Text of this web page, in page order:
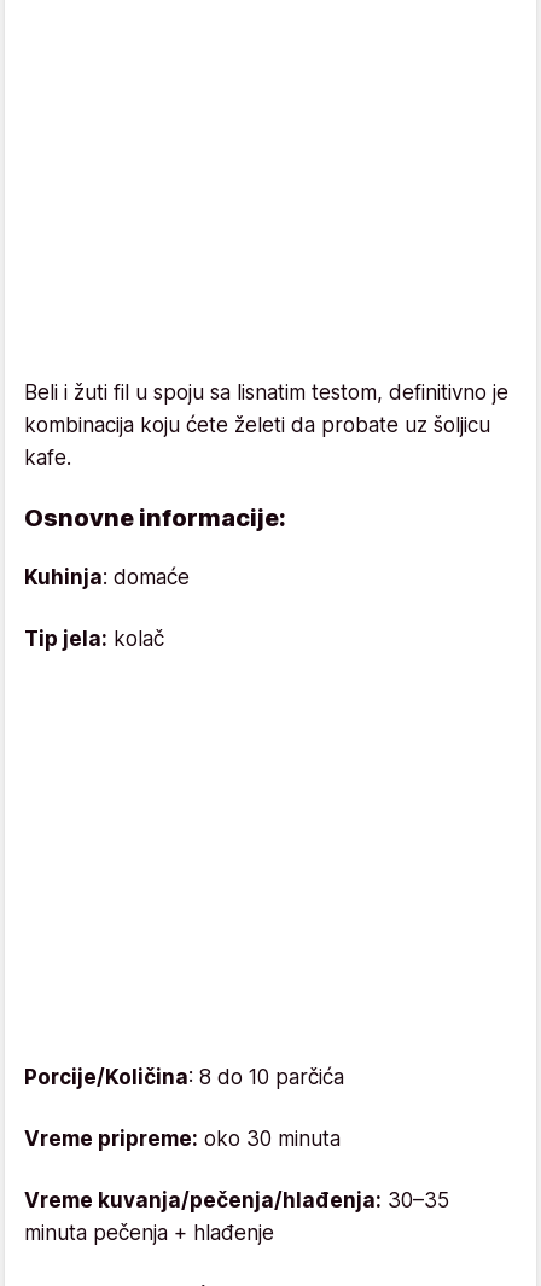
Beli i žuti fil u spoju sa lisnatim testom, definitivno je
kombinacija koju ćete želeti da probate uz šoljicu
kafe.
Osnovne informacije:
Kuhinja: domaće
Tip jela: kolač
Porcije/Količina: 8 do 10 parčića
Vreme pripreme: oko 30 minuta
Vreme kuvanja/pečenja/hlađenja: 30–35
minuta pečenja + hlađenje